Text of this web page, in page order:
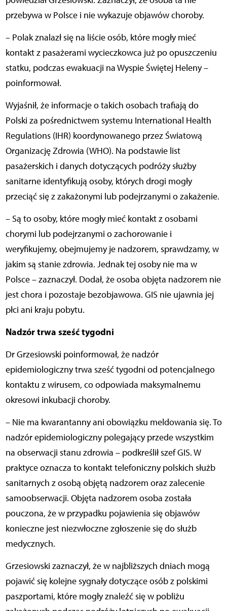
przebywa w Polsce i nie wykazuje objawów choroby.
– Polak znalazł się na liście osób, które mogły mieć
kontakt z pasażerami wycieczkowca już po opuszczeniu
statku, podczas ewakuacji na Wyspie Świętej Heleny –
poinformował.
Wyjaśnił, że informacje o takich osobach trafiają do
Polski za pośrednictwem systemu International Health
Regulations (IHR) koordynowanego przez Światową
Organizację Zdrowia (WHO). Na podstawie list
pasażerskich i danych dotyczących podróży służby
sanitarne identyfikują osoby, których drogi mogły
przeciąć się z zakażonymi lub podejrzanymi o zakażenie.
– Są to osoby, które mogły mieć kontakt z osobami
chorymi lub podejrzanymi o zachorowanie i
weryfikujemy, obejmujemy je nadzorem, sprawdzamy, w
jakim są stanie zdrowia. Jednak tej osoby nie ma w
Polsce – zaznaczył. Dodał, że osoba objęta nadzorem nie
jest chora i pozostaje bezobjawowa. GIS nie ujawnia jej
płci ani kraju pobytu.
Nadzór trwa sześć tygodni
Dr Grzesiowski poinformował, że nadzór
epidemiologiczny trwa sześć tygodni od potencjalnego
kontaktu z wirusem, co odpowiada maksymalnemu
okresowi inkubacji choroby.
– Nie ma kwarantanny ani obowiązku meldowania się. To
nadzór epidemiologiczny polegający przede wszystkim
na obserwacji stanu zdrowia – podkreślił szef GIS. W
praktyce oznacza to kontakt telefoniczny polskich służb
sanitarnych z osobą objętą nadzorem oraz zalecenie
samoobserwacji. Objęta nadzorem osoba została
pouczona, że w przypadku pojawienia się objawów
konieczne jest niezwłoczne zgłoszenie się do służb
medycznych.
Grzesiowski zaznaczył, że w najbliższych dniach mogą
pojawić się kolejne sygnały dotyczące osób z polskimi
paszportami, które mogły znaleźć się w pobliżu